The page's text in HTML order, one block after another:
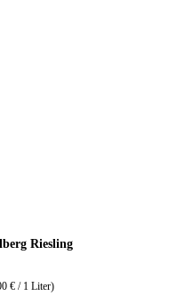
Riesling
€ / 1 Liter)